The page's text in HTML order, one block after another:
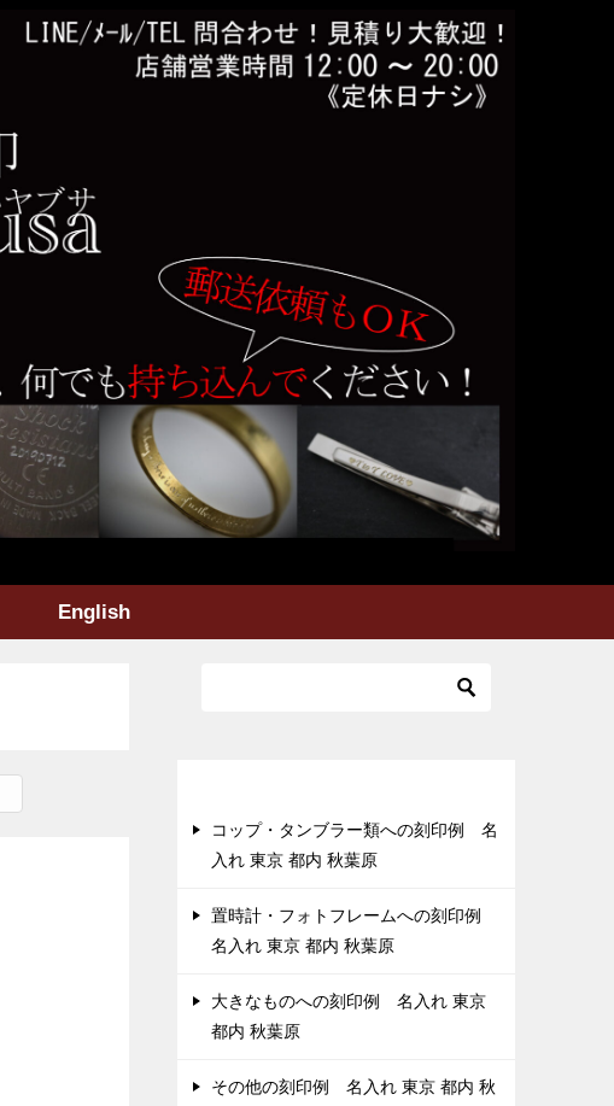
English
コップ・タンブラー類への刻印例 名
入れ 東京 都内 秋葉原
置時計・フォトフレームへの刻印例
名入れ 東京 都内 秋葉原
大きなものへの刻印例 名入れ 東京
都内 秋葉原
その他の刻印例 名入れ 東京 都内 秋